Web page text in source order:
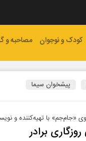
کودک و نوجوان مصاحبه و
پیشخوان سیما
«جام‌جم» با تهیه‌کننده و
برادر